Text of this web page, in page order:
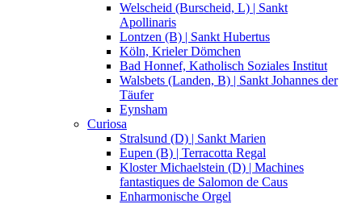
Welscheid (Burscheid, L) | Sankt
Apollinaris
Lontzen (B) | Sankt Hubertus
Köln, Krieler Dömchen
Bad Honnef, Katholisch Soziales Institut
Walsbets (Landen, B) | Sankt Johannes der
Täufer
Eynsham
Curiosa
Stralsund (D) | Sankt Marien
Eupen (B) | Terracotta Regal
Kloster Michaelstein (D) | Machines
fantastiques de Salomon de Caus
Enharmonische Orgel